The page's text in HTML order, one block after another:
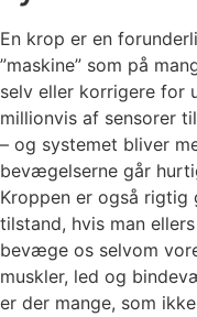
En krop er en
”maskine” som på
selv eller korrigere for
millionvis af sensorer
– og systemet bliver
bevægelserne går
Kroppen er også
tilstand, hvis man
bevæge os selvom
muskler, led og
er der mange, som